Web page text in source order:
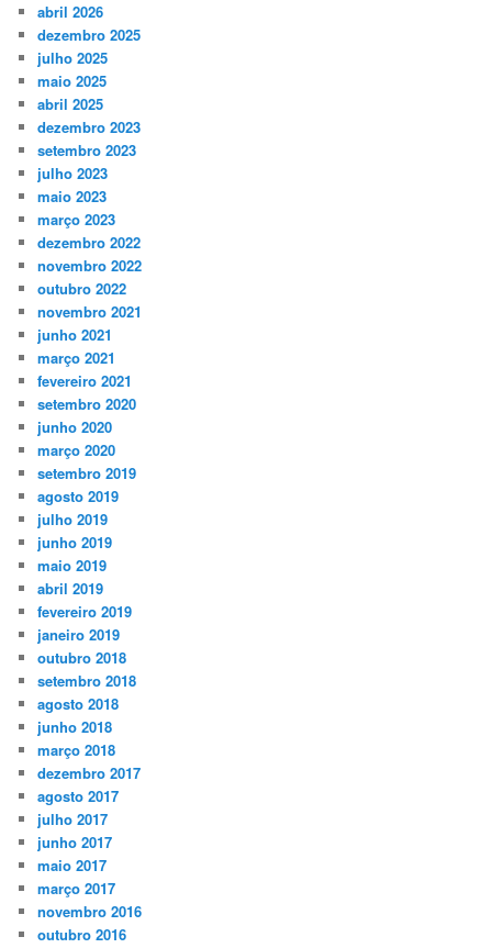
abril 2026
dezembro 2025
julho 2025
maio 2025
abril 2025
dezembro 2023
setembro 2023
julho 2023
maio 2023
março 2023
dezembro 2022
novembro 2022
outubro 2022
novembro 2021
junho 2021
março 2021
fevereiro 2021
setembro 2020
junho 2020
março 2020
setembro 2019
agosto 2019
julho 2019
junho 2019
maio 2019
abril 2019
fevereiro 2019
janeiro 2019
outubro 2018
setembro 2018
agosto 2018
junho 2018
março 2018
dezembro 2017
agosto 2017
julho 2017
junho 2017
maio 2017
março 2017
novembro 2016
outubro 2016